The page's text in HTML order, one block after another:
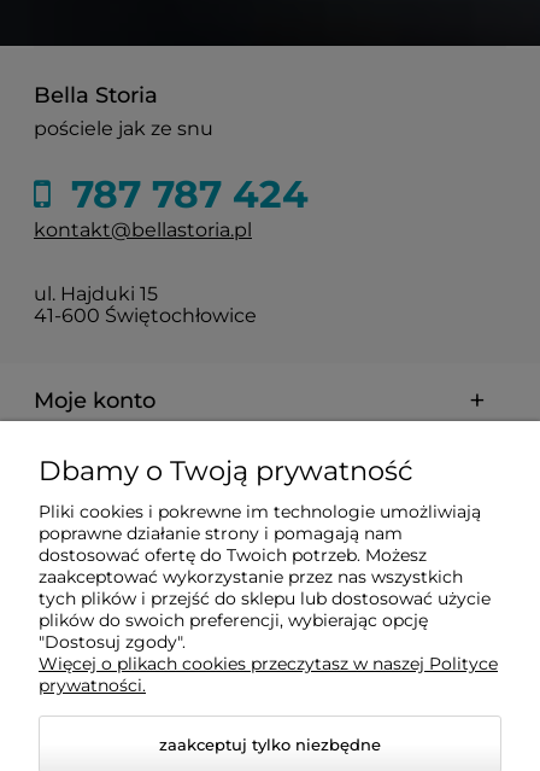
Bella Storia
pościele jak ze snu
787 787 424
kontakt@bellastoria.pl
ul. Hajduki 15
41-600 Świętochłowice
Moje konto
Dostawa i płatności
O firmie
Obsługiwane metody płatności elektronicznych
Dbamy o Twoją prywatność
Pliki cookies i pokrewne im technologie umożliwiają
poprawne działanie strony i pomagają nam
dostosować ofertę do Twoich potrzeb. Możesz
zaakceptować wykorzystanie przez nas wszystkich
tych plików i przejść do sklepu lub dostosować użycie
plików do swoich preferencji, wybierając opcję
"Dostosuj zgody".
Więcej o plikach cookies przeczytasz w naszej Polityce
prywatności.
zaakceptuj tylko niezbędne